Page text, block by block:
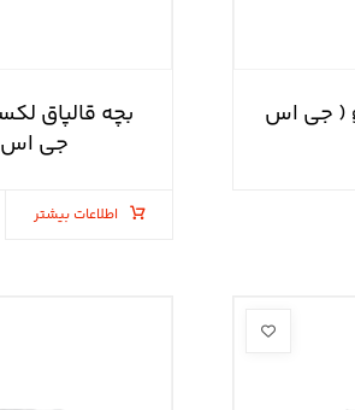
آینه لکسوس gs۴۳۰ ( جی اس
جی اس ۴۳۰ )
اطلاعات بیشتر